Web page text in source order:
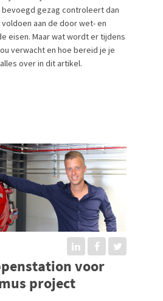
bevoegd gezag controleert dan
aan de door wet- en
eisen. Maar wat wordt er tijdens
verwacht en hoe bereid je je
over in dit artikel.
voor
project